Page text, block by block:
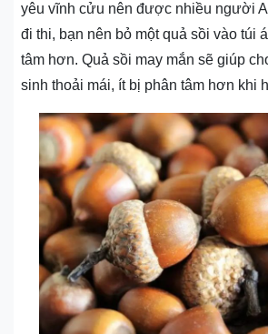
yêu vĩnh cửu nên được nhiều người
đi thi, bạn nên bỏ một quả sồi vào túi
tâm hơn. Quả sồi may mắn sẽ giúp
sinh thoải mái, ít bị phân tâm hơn khi